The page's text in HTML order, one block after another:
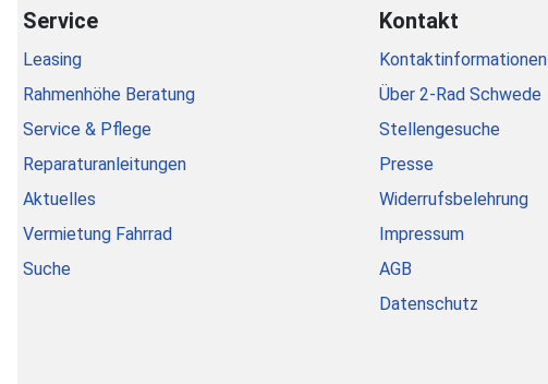
Service
Leasing
Rahmenhöhe Beratung
Service & Pflege
Reparaturanleitungen
Aktuelles
Vermietung Fahrrad
Suche
Kontakt
Kontaktinformationen
Über 2-Rad Schwede
Stellengesuche
Presse
Widerrufsbelehrung
Impressum
AGB
Datenschutz